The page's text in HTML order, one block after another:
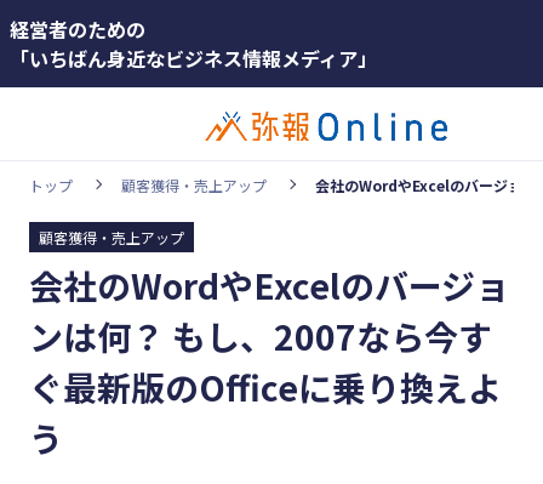
経営者のための
「いちばん身近なビジネス情報メディア」
カテゴリー
顧客獲得・売上アップ
人材（採用・育成・定着）
事業成長・経営力アップ
経営ノウハウ＆トレンド
ホットワード
#インボイス
#インボイス制度
#電子帳簿保存法
#集客
トップ 顧客獲得・売上アップ 会社のWordやExcelのバージョ
顧客獲得・売上アップ
会社のWordやExcelのバージョ
ンは何？ もし、2007なら今す
ぐ最新版のOfficeに乗り換えよ
う